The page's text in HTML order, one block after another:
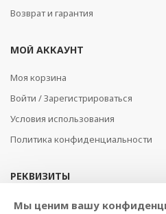
Возврат и гарантия
МОЙ АККАУНТ
Моя корзина
Войти / Зарегистрироваться
Условия использования
Политика конфиденциальности
РЕКВИЗИТЫ
SIA BAJTEL.LV
Мы ценим вашу